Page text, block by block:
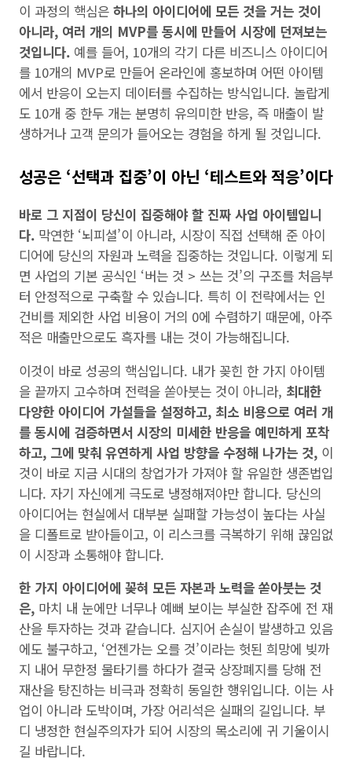
이 과정의 핵심은 하나의 아이디어에 모든 것을 거는 것이
아니라, 여러 개의 MVP를 동시에 만들어 시장에 던져보는
것입니다. 예를 들어, 10개의 각기 다른 비즈니스 아이디어
를 10개의 MVP로 만들어 온라인에 홍보하며 어떤 아이템
에서 반응이 오는지 데이터를 수집하는 방식입니다. 놀랍게
도 10개 중 한두 개는 분명히 유의미한 반응, 즉 매출이 발
생하거나 고객 문의가 들어오는 경험을 하게 될 것입니다.
성공은 ‘선택과 집중’이 아닌 ‘테스트와 적응’이다
바로 그 지점이 당신이 집중해야 할 진짜 사업 아이템입니
다. 막연한 ‘뇌피셜’이 아니라, 시장이 직접 선택해 준 아이
디어에 당신의 자원과 노력을 집중하는 것입니다. 이렇게 되
면 사업의 기본 공식인 ‘버는 것 > 쓰는 것’의 구조를 처음부
터 안정적으로 구축할 수 있습니다. 특히 이 전략에서는 인
건비를 제외한 사업 비용이 거의 0에 수렴하기 때문에, 아주
적은 매출만으로도 흑자를 내는 것이 가능해집니다.
이것이 바로 성공의 핵심입니다. 내가 꽂힌 한 가지 아이템
을 끝까지 고수하며 전력을 쏟아붓는 것이 아니라, 최대한
다양한 아이디어 가설들을 설정하고, 최소 비용으로 여러 개
를 동시에 검증하면서 시장의 미세한 반응을 예민하게 포착
하고, 그에 맞춰 유연하게 사업 방향을 수정해 나가는 것, 이
것이 바로 지금 시대의 창업가가 가져야 할 유일한 생존법입
니다. 자기 자신에게 극도로 냉정해져야만 합니다. 당신의
아이디어는 현실에서 대부분 실패할 가능성이 높다는 사실
을 디폴트로 받아들이고, 이 리스크를 극복하기 위해 끊임없
이 시장과 소통해야 합니다.
한 가지 아이디어에 꽂혀 모든 자본과 노력을 쏟아붓는 것
은, 마치 내 눈에만 너무나 예뻐 보이는 부실한 잡주에 전 재
산을 투자하는 것과 같습니다. 심지어 손실이 발생하고 있음
에도 불구하고, ‘언젠가는 오를 것’이라는 헛된 희망에 빚까
지 내어 무한정 물타기를 하다가 결국 상장폐지를 당해 전
재산을 탕진하는 비극과 정확히 동일한 행위입니다. 이는 사
업이 아니라 도박이며, 가장 어리석은 실패의 길입니다. 부
디 냉정한 현실주의자가 되어 시장의 목소리에 귀 기울이시
길 바랍니다.